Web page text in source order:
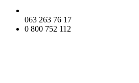
063 263 76 17
0 800 752 112